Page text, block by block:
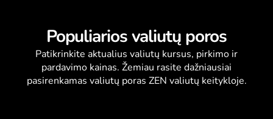
Populiarios valiutų poros
Patikrinkite aktualius valiutų kursus, pirkimo ir
pardavimo kainas. Žemiau rasite dažniausiai
pasirenkamas valiutų poras ZEN valiutų keitykloje.